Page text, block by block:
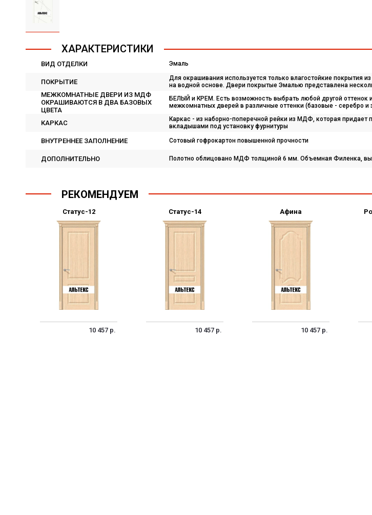
ХАРАКТЕРИСТИКИ
ВИД ОТДЕЛКИ Эмаль
ПОКРЫТИЕ
Для окрашивания используется только влагостойкие покрытия
на водной основе. Двери покрытые Эмалью представлена
МЕЖКОМНАТНЫЕ ДВЕРИ ИЗ МДФ
ОКРАШИВАЮТСЯ В ДВА БАЗОВЫХ
ЦВЕТА
БЕЛЫЙ и КРЕМ. Есть возможность выбрать любой другой оттенок
межкомнатных дверей в различные оттенки (базовые - серебро и
КАРКАС
Каркас - из наборно-поперечной рейки из МДФ, которая придает
вкладышами под установку фурнитуры
ВНУТРЕННЕЕ ЗАПОЛНЕНИЕ Сотовый гофрокартон повышенной прочности
ДОПОЛНИТЕЛЬНО Полотно облицовано МДФ толщиной 6 мм. Объемная Филенка,
РЕКОМЕНДУЕМ
Статус-12
10 457 р.
Статус-14
10 457 р.
Афина
10 457 р.